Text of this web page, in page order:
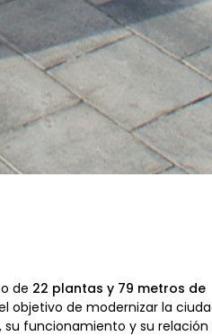
de 22 plantas y 79 metros de
objetivo de modernizar la
funcionamiento y su relación